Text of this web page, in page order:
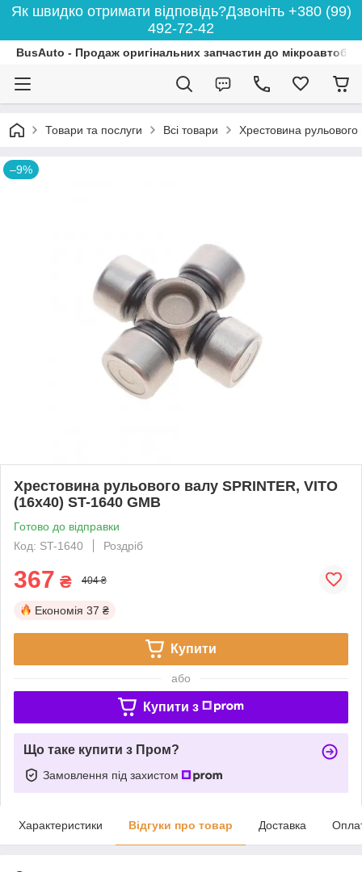
Як швидко отримати відповідь?Дзвоніть +380 (99)
492-72-42
BusAuto - Продаж оригінальних запчастин до
Товари та послуги Всі товари Хрестовина
–9%
Хрестовина рульового валу SPRINTER, VITO
(16x40) ST-1640 GMB
Готово до відправки
Код: ST-1640
Роздріб
367 ₴ 404 ₴
Економія 37 ₴
Купити
або
Купити з
Що таке купити з Пром?
Замовлення під захистом
Характеристики Відгуки про товар Доставка